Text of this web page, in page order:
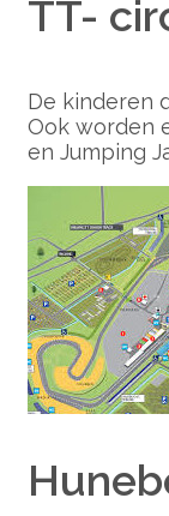
TT-
De kinderen
Ook worden
en Jumping